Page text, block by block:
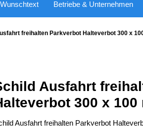
Betriebe & Unternehmen
freihalten Parkverbot Halteverbot 300 x
Ausfahrt
300 x 100
Ausfahrt freihalten Parkverbot